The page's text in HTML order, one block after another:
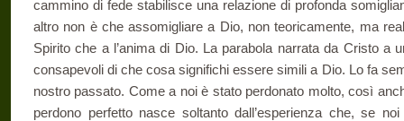
cammino di fede stabilisce una rela­zione di profonda
altro non è che assomigliare a Dio, non teoricamente, ma
Spirito che a l’anima di Dio. La parabola narrata da Cristo a
consapevoli di che cosa significhi essere simili a Dio. Lo fa
nostro passato. Come a noi è stato perdonato molto, così
perdono per­fetto nasce soltanto dall’esperienza che, se